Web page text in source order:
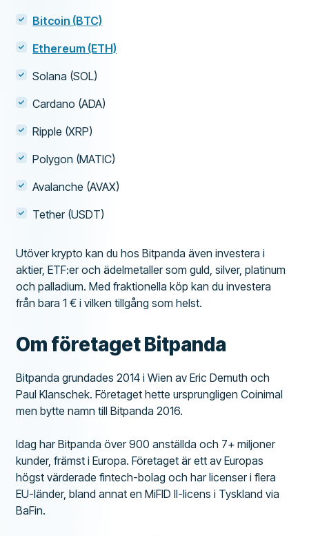
Bitcoin (BTC)
Ethereum (ETH)
Solana (SOL)
Cardano (ADA)
Ripple (XRP)
Polygon (MATIC)
Avalanche (AVAX)
Tether (USDT)
Utöver krypto kan du hos Bitpanda även investera i
aktier, ETF:er och ädelmetaller som guld, silver, platinum
och palladium. Med fraktionella köp kan du investera
från bara 1 € i vilken tillgång som helst.
Om företaget Bitpanda
Bitpanda grundades 2014 i Wien av Eric Demuth och
Paul Klanschek. Företaget hette ursprungligen Coinimal
men bytte namn till Bitpanda 2016.
Idag har Bitpanda över 900 anställda och 7+ miljoner
kunder, främst i Europa. Företaget är ett av Europas
högst värderade fintech-bolag och har licenser i flera
EU-länder, bland annat en MiFID II-licens i Tyskland via
BaFin.